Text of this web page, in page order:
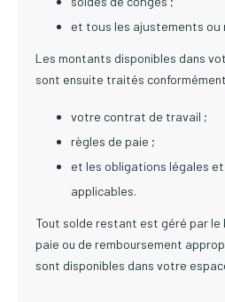
et tous les ajustements ou
Les montants disponibles dans
sont ensuite traités
votre contrat de travail ;
règles de paie ;
et les obligations légales
applicables.
Tout solde restant est géré par le
paie ou de remboursement
sont disponibles dans votre